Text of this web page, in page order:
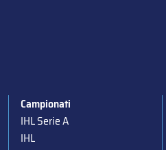
Campionati
IHL Serie A
IHL